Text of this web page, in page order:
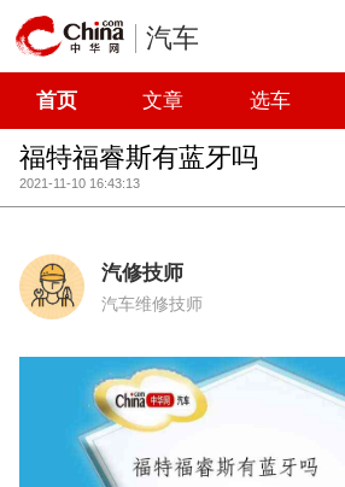
汽车
首页 文章 选车
福特福睿斯有蓝牙吗
2021-11-10 16:43:13
汽修技师
汽车维修技师